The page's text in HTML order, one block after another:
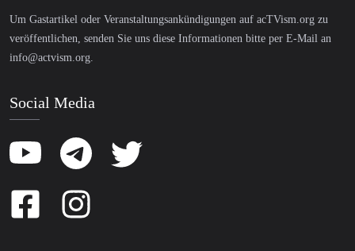
Um Gastartikel oder Veranstaltungsankündigungen auf acTVism.org zu
veröffentlichen, senden Sie uns diese Informationen bitte per E-Mail an
info@actvism.org.
Social Media